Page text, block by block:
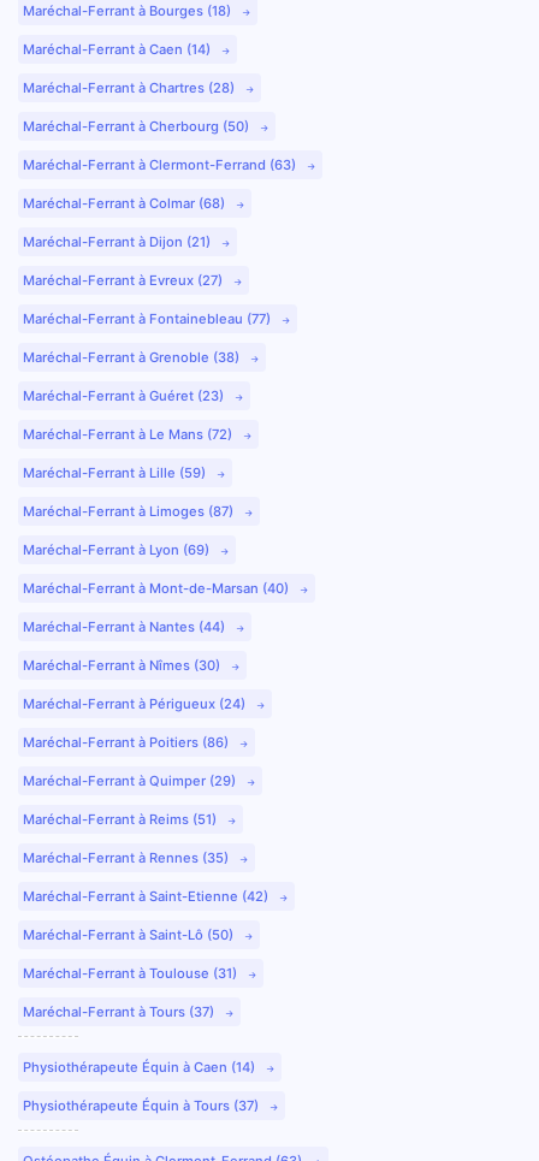
Maréchal-Ferrant à Bourges (18)
Maréchal-Ferrant à Caen (14)
Maréchal-Ferrant à Chartres (28)
Maréchal-Ferrant à Cherbourg (50)
Maréchal-Ferrant à Clermont-Ferrand (63)
Maréchal-Ferrant à Colmar (68)
Maréchal-Ferrant à Dijon (21)
Maréchal-Ferrant à Evreux (27)
Maréchal-Ferrant à Fontainebleau (77)
Maréchal-Ferrant à Grenoble (38)
Maréchal-Ferrant à Guéret (23)
Maréchal-Ferrant à Le Mans (72)
Maréchal-Ferrant à Lille (59)
Maréchal-Ferrant à Limoges (87)
Maréchal-Ferrant à Lyon (69)
Maréchal-Ferrant à Mont-de-Marsan (40)
Maréchal-Ferrant à Nantes (44)
Maréchal-Ferrant à Nîmes (30)
Maréchal-Ferrant à Périgueux (24)
Maréchal-Ferrant à Poitiers (86)
Maréchal-Ferrant à Quimper (29)
Maréchal-Ferrant à Reims (51)
Maréchal-Ferrant à Rennes (35)
Maréchal-Ferrant à Saint-Etienne (42)
Maréchal-Ferrant à Saint-Lô (50)
Maréchal-Ferrant à Toulouse (31)
Maréchal-Ferrant à Tours (37)
Physiothérapeute Équin à Caen (14)
Physiothérapeute Équin à Tours (37)